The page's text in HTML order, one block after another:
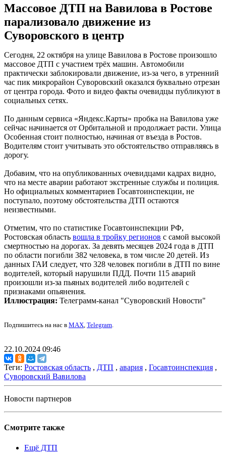
Массовое ДТП на Вавилова в Ростове
парализовало движение из
Суворовского в центр
Сегодня, 22 октября на улице Вавилова в Ростове произошло
массовое ДТП с участием трёх машин. Автомобили
практически заблокировали движение, из-за чего, в утренний
час пик микрорайон Суворовский оказался буквально отрезан
от центра города. Фото и видео факты очевидцы публикуют в
социальных сетях.
По данным сервиса «Яндекс.Карты» пробка на Вавилова уже
сейчас начинается от Орбитальной и продолжает расти. Улица
Особенная стоит полностью, начиная от въезда в Ростов.
Водителям стоит учитывать это обстоятельство отправляясь в
дорогу.
Добавим, что на опубликованных очевидцами кадрах видно,
что на месте аварии работают экстренные службы и полиция.
Но официальных комментариев Госавтоинспекции, не
поступало, поэтому обстоятельства ДТП остаются
неизвестными.
Отметим, что по статистике Госавтоинспекции РФ,
Ростовская область вошла в тройку регионов с самой высокой
смертностью на дорогах. За девять месяцев 2024 года в ДТП
по области погибли 382 человека, в том числе 20 детей. Из
данных ГАИ следует, что 328 человек погибли в ДТП по вине
водителей, который нарушили ПДД. Почти 115 аварий
произошли из-за пьяных водителей либо водителей с
признаками опьянения.
Иллюстрация: Телеграмм-канал "Суворовский Новости"
Подпишитесь на нас в MAX, Telegram.
22.10.2024 09:46
Теги: Ростовская область , ДТП , авария , Госавтоинспекция ,
Суворовский Вавилова
Новости партнеров
Смотрите также
Ещё ДТП